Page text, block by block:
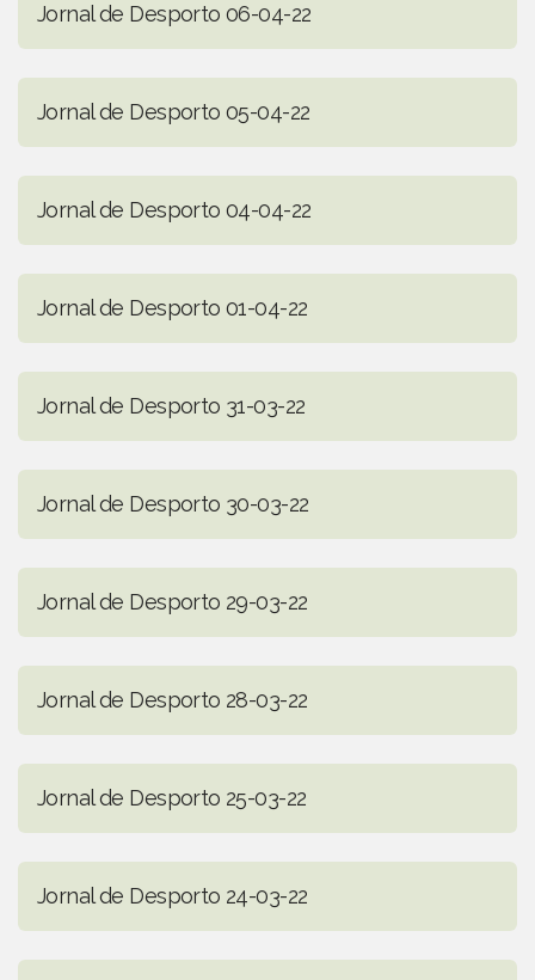
Jornal de Desporto 06-04-22
Jornal de Desporto 05-04-22
Jornal de Desporto 04-04-22
Jornal de Desporto 01-04-22
Jornal de Desporto 31-03-22
Jornal de Desporto 30-03-22
Jornal de Desporto 29-03-22
Jornal de Desporto 28-03-22
Jornal de Desporto 25-03-22
Jornal de Desporto 24-03-22